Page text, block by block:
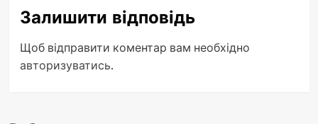
Залишити відповідь
Щоб відправити коментар вам необхідно
авторизуватись.